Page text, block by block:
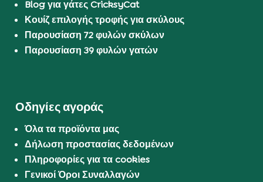
Blog για γάτες CricksyCat
Κουίζ επιλογής τροφής για σκύλους
Παρουσίαση 72 φυλών σκύλων
Παρουσίαση 39 φυλών γατών
Οδηγίες αγοράς
Όλα τα προϊόντα μας
Δήλωση προστασίας δεδομένων
Πληροφορίες για τα cookies
Γενικοί Όροι Συναλλαγών